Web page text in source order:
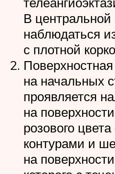
В
наблюдаться
с плотной
на начальных
проявляется
на
розового
контурами и
на